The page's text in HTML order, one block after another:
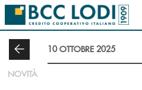
Salta al contenuto principale
10 OTTOBRE 2025
NOVITÀ